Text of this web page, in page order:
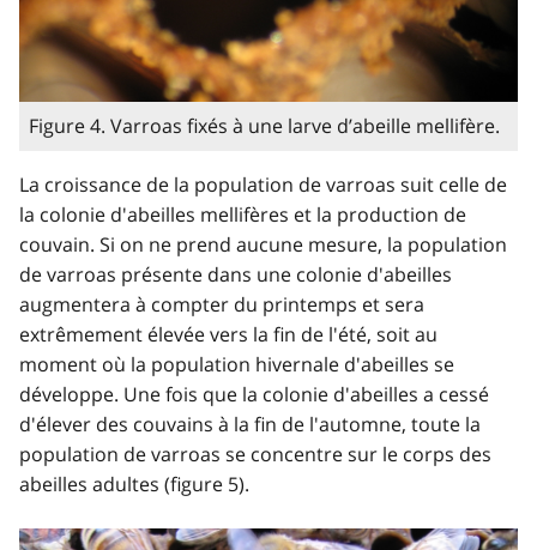
Figure 4. Varroas fixés à une larve d’abeille mellifère.
La croissance de la population de varroas suit celle de
la colonie d'abeilles mellifères et la production de
couvain. Si on ne prend aucune mesure, la population
de varroas présente dans une colonie d'abeilles
augmentera à compter du printemps et sera
extrêmement élevée vers la fin de l'été, soit au
moment où la population hivernale d'abeilles se
développe. Une fois que la colonie d'abeilles a cessé
d'élever des couvains à la fin de l'automne, toute la
population de varroas se concentre sur le corps des
abeilles adultes (figure 5).